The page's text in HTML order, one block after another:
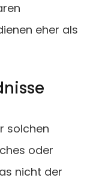
eher als
solchen
oder
nicht der